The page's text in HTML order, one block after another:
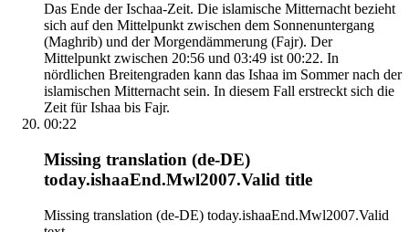
Das Ende der Ischaa-Zeit. Die islamische Mitternacht bezieht
sich auf den Mittelpunkt zwischen dem Sonnenuntergang
(Maghrib) und der Morgendämmerung (Fajr). Der
Mittelpunkt zwischen 20:56 und 03:49 ist 00:22. In
nördlichen Breitengraden kann das Ishaa im Sommer nach der
islamischen Mitternacht sein. In diesem Fall erstreckt sich die
Zeit für Ishaa bis Fajr.
00:22
Missing translation (de-DE)
today.ishaaEnd.Mwl2007.Valid title
Missing translation (de-DE) today.ishaaEnd.Mwl2007.Valid